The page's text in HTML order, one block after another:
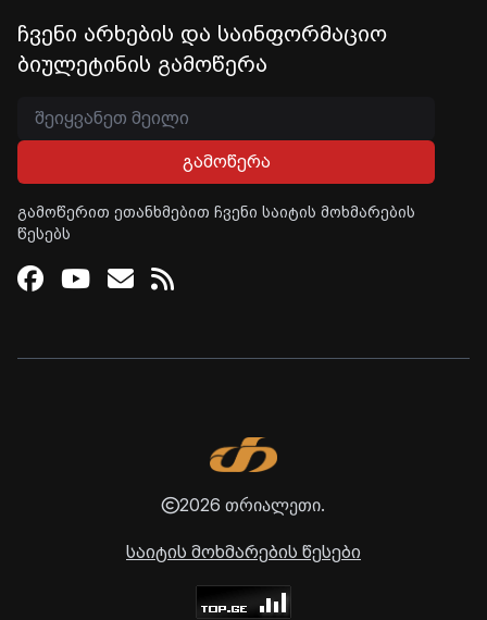
ჩვენი არხების და საინფორმაციო
ბიულეტინის გამოწერა
გამოწერა
გამოწერით ეთანხმებით ჩვენი საიტის მოხმარების
წესებს
Facebook
Youtube
Email
RSS
2026 თრიალეთი.
საიტის მოხმარების წესები